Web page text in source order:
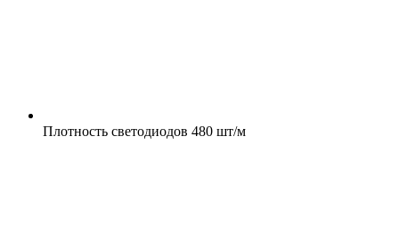
Плотность светодиодов 480 шт/м